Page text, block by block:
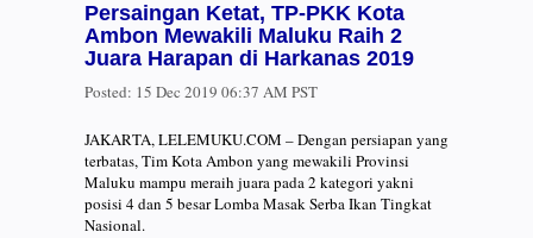
Persaingan Ketat, TP-PKK Kota
Ambon Mewakili Maluku Raih 2
Juara Harapan di Harkanas 2019
Posted: 15 Dec 2019 06:37 AM PST
JAKARTA, LELEMUKU.COM – Dengan persiapan yang
terbatas, Tim Kota Ambon yang mewakili Provinsi
Maluku mampu meraih juara pada 2 kategori yakni
posisi 4 dan 5 besar Lomba Masak Serba Ikan Tingkat
Nasional.